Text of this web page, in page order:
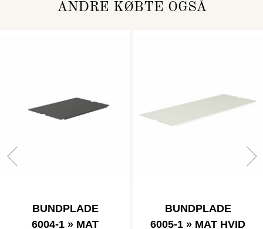
ANDRE KØBTE OGSÅ
BUNDPLADE
6004-1 » MAT
BUNDPLADE
6005-1 » MAT HVID